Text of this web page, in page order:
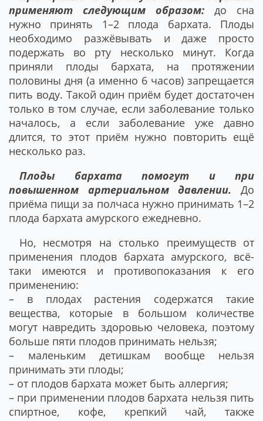
применяют следующим образом: до сна
нужно принять 1–2 плода бархата. Плоды
необходимо разжёвывать и даже просто
подержать во рту несколько минут. Когда
приняли плоды бархата, на протяжении
половины дня (а именно 6 часов) запрещается
пить воду. Такой один приём будет достаточен
только в том случае, если заболевание только
началось, а если заболевание уже давно
длится, то этот приём нужно повторить ещё
несколько раз.
Плоды бархата помогут и при
повышенном артериальном давлении. До
приёма пищи за полчаса нужно принимать 1–2
плода бархата амурского ежедневно.
Но, несмотря на столько преимуществ от
применения плодов бархата амурского, всё-
таки имеются и противопоказания к его
применению:
– в плодах растения содержатся такие
вещества, которые в большом количестве
могут навредить здоровью человека, поэтому
больше пяти плодов принимать нельзя;
– маленьким детишкам вообще нельзя
принимать эти плоды;
– от плодов бархата может быть аллергия;
– при применении плодов бархата нельзя пить
спиртное, кофе, крепкий чай, также